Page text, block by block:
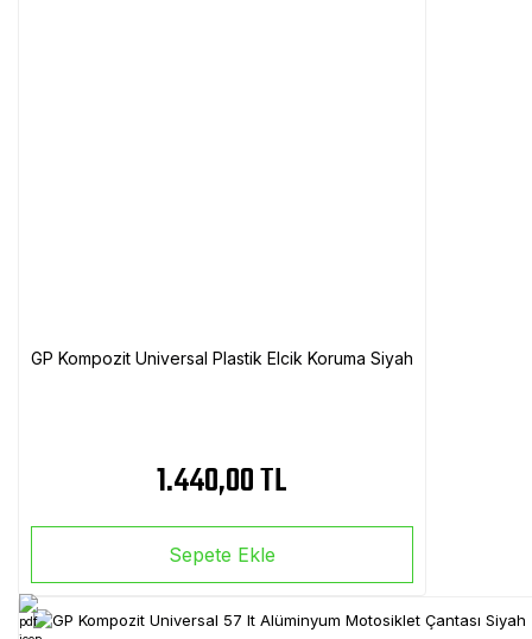
GP Kompozit Universal Plastik Elcik Koruma Siyah
1.440,00 TL
Sepete Ekle